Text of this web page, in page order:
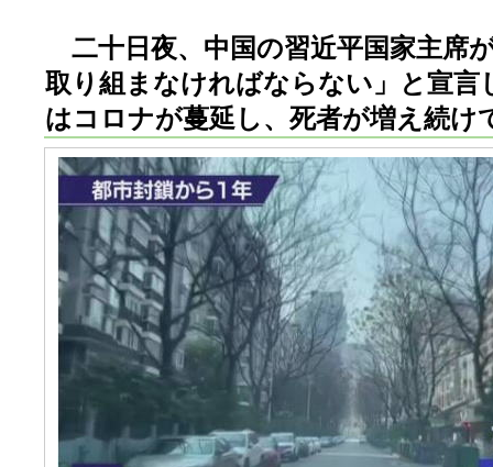
二十日夜、中国の習近平国家主席
取り組まなければならない」と宣言
はコロナが蔓延し、死者が増え続け